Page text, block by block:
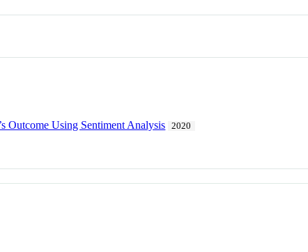
Outcome Using Sentiment Analysis 2020